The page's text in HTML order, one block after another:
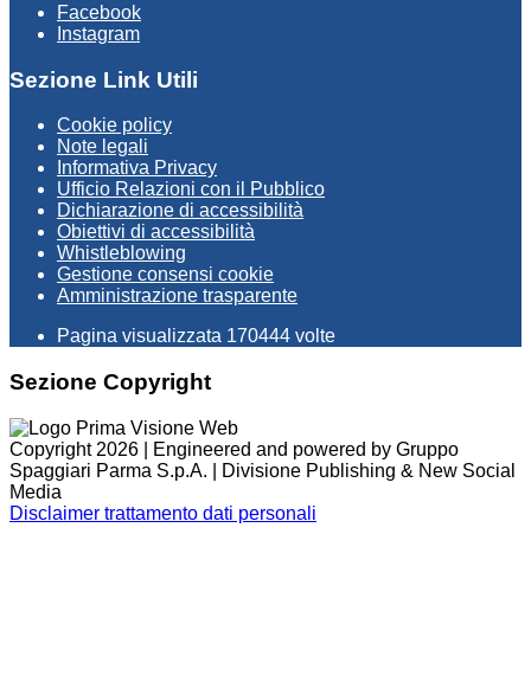
Facebook
Instagram
Sezione Link Utili
Cookie policy
Note legali
Informativa Privacy
Ufficio Relazioni con il Pubblico
Dichiarazione di accessibilità
Obiettivi di accessibilità
Whistleblowing
Gestione consensi cookie
Amministrazione trasparente
Pagina visualizzata 170444 volte
Sezione Copyright
Copyright 2026 | Engineered and powered by Gruppo
Spaggiari Parma S.p.A. | Divisione Publishing & New Social
Media
Disclaimer trattamento dati personali